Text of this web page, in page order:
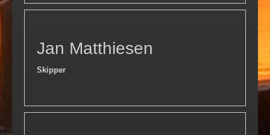
Jan Matthiesen
Skipper